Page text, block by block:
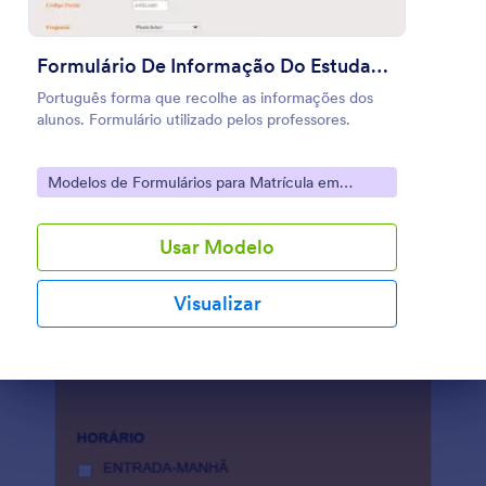
Formulário De Informação Do Estudante
Português forma que recolhe as informações dos
alunos. Formulário utilizado pelos professores.
Go to Category:
Modelos de Formulários para Matrícula em
Cursos
Usar Modelo
Visualizar
Visualizar